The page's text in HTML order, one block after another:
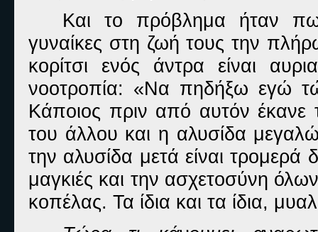
Και το πρόβλημα ήταν
γυναίκες στη ζωή τους την
κορίτσι ενός άντρα είναι
νοοτροπία: «Να πηδήξω εγώ
Κάποιος πριν από αυτόν έκανε
του άλλου και η αλυσίδα
την αλυσίδα μετά είναι τρομερά
μαγκιές και την ασχετοσύνη
κοπέλας. Τα ίδια και τα ίδια,